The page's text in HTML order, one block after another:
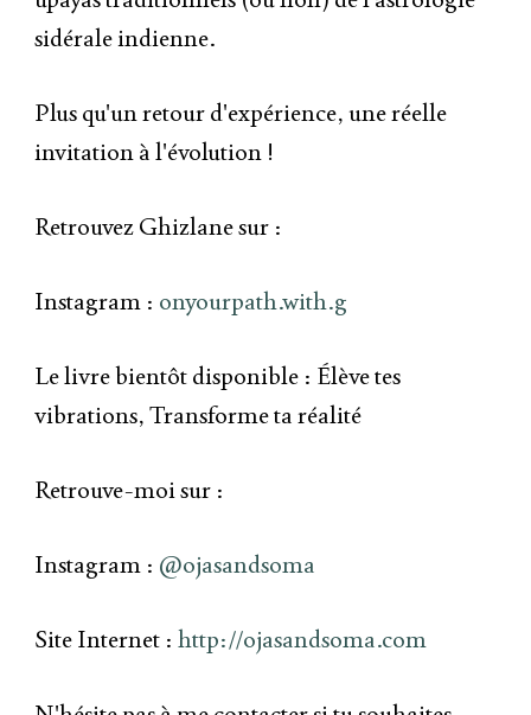
sidérale indienne.
Plus qu'un retour d'expérience, une réelle
invitation à l'évolution !
Retrouvez Ghizlane sur :
Instagram : ⁠onyourpath.with.g
Le livre bientôt disponible : Élève tes
vibrations, Transforme ta réalité
Retrouve-moi sur :
Instagram : @ojasandsoma
Site Internet : http://ojasandsoma.com